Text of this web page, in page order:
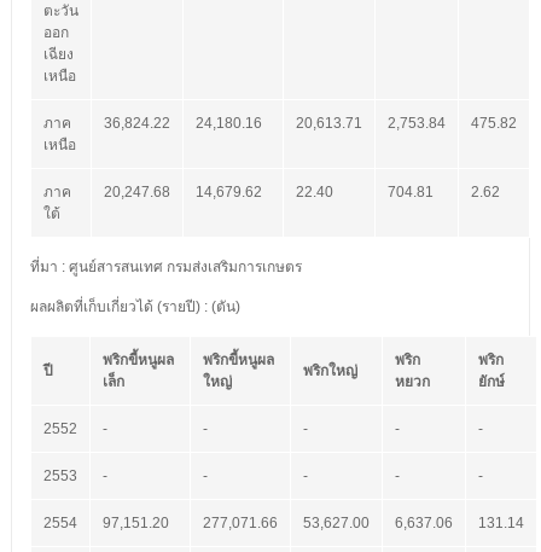
ตะวัน
ออก
เฉียง
เหนือ
ภาค
เหนือ
36,824.22 24,180.16 20,613.71 2,753.84 475.82
ภาค
ใต้
20,247.68 14,679.62 22.40 704.81 2.62
ที่มา : ศูนย์สารสนเทศ กรมส่งเสริมการเกษตร
ผลผลิตที่เก็บเกี่ยวได้ (รายปี) : (ตัน)
ปี
พริกขี้หนูผล
เล็ก
พริกขี้หนูผล
ใหญ่
พริกใหญ่
พริก
หยวก
พริก
ยักษ์
2552 - - - - -
2553 - - - - -
2554 97,151.20 277,071.66 53,627.00 6,637.06 131.14